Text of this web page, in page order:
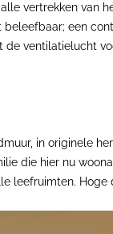
vertrekken
een
ventilatielucht
in originele
die hier nu
leefruimten.